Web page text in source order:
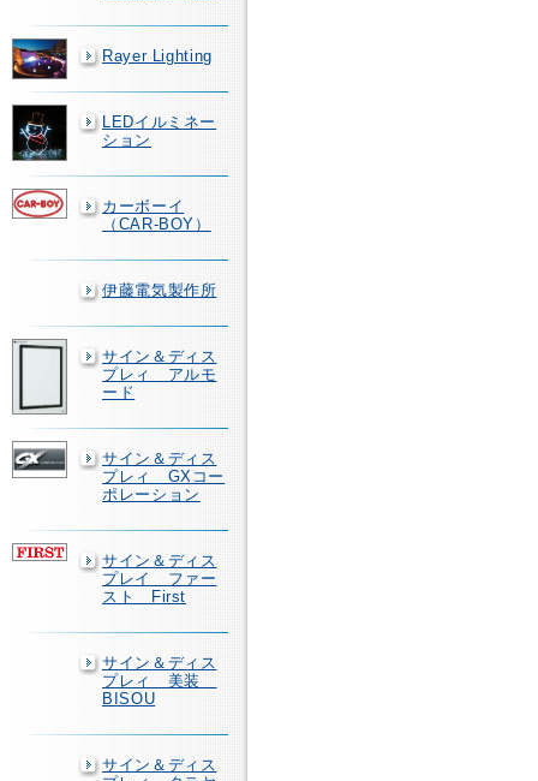
Rayer Lighting
LEDイルミネー
ション
カーボーイ
（CAR-BOY）
伊藤電気製作所
サイン＆ディス
プレィ アルモ
ード
サイン＆ディス
プレィ GXコー
ポレーション
サイン＆ディス
プレイ ファー
スト First
サイン＆ディス
プレィ 美装
BISOU
サイン＆ディス